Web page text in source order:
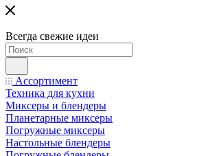
Всегда свежие идеи
Ассортимент
Техника для кухни
Миксеры и блендеры
Планетарные миксеры
Погружные миксеры
Настольные блендеры